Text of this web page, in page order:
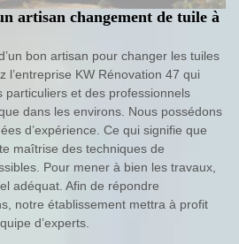
artisan changement de tuile à
bon artisan pour changer les tuiles
l’entreprise KW Rénovation 47 qui
particuliers et des professionnels
dans les environs. Nous possédons
d’expérience. Ce qui signifie que
maîtrise des techniques de
Pour mener à bien les travaux,
adéquat. Afin de répondre
notre établissement mettra à profit
d’experts.